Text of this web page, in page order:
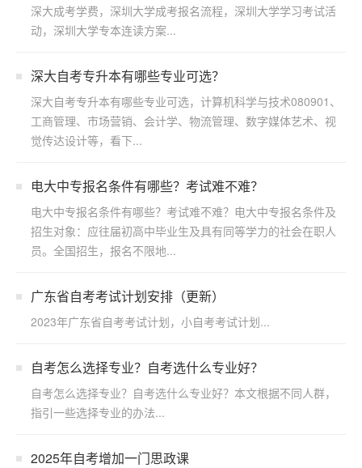
深大成考学费，深圳大学成考报名流程，深圳大学学习考试活
动，深圳大学专本连读方案...
深大自考专升本有哪些专业可选？
深大自考专升本有哪些专业可选，计算机科学与技术080901、
工商管理、市场营销、会计学、物流管理、数字媒体艺术、视
觉传达设计等，看下...
电大中专报名条件有哪些？考试难不难？
电大中专报名条件有哪些？考试难不难？电大中专报名条件及
招生对象：应往届初高中毕业生及具有同等学力的社会在职人
员。全国招生，报名不限地...
广东省自考考试计划安排（更新）
2023年广东省自考考试计划，小自考考试计划...
自考怎么选择专业？自考选什么专业好？
自考怎么选择专业？自考选什么专业好？本文根据不同人群，
指引一些选择专业的办法...
2025年自考增加一门思政课